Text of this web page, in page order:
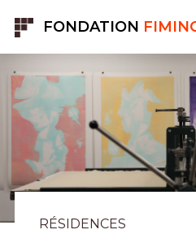
FONDATION
RÉSIDENCES